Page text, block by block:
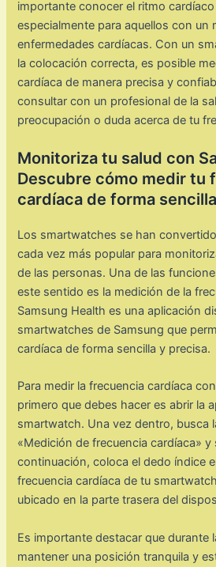
importante conocer el ritmo
especialmente para aquellos con un
enfermedades cardíacas. Con un
la colocación correcta, es posible
cardíaca de manera precisa y
consultar con un profesional de la
preocupación o duda acerca de tu
Monitoriza tu salud con
Descubre cómo medir tu
cardíaca de forma
Los smartwatches se han
cada vez más popular para
de las personas. Una de las
este sentido es la medición de la
Samsung Health es una aplicación
smartwatches de Samsung que
cardíaca de forma sencilla y precisa.
Para medir la frecuencia cardíaca
primero que debes hacer es abrir la
smartwatch. Una vez dentro, busca
«Medición de frecuencia cardíaca» y
continuación, coloca el dedo índice
frecuencia cardíaca de tu
ubicado en la parte trasera del
Es importante destacar que durante
mantener una posición tranquila y